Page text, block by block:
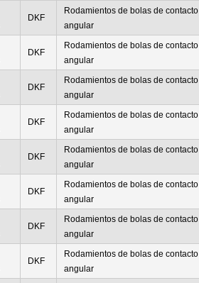
DKF
Rodamientos de bolas de contacto
angular
DKF
Rodamientos de bolas de contacto
angular
DKF
Rodamientos de bolas de contacto
angular
DKF
Rodamientos de bolas de contacto
angular
DKF
Rodamientos de bolas de contacto
angular
DKF
Rodamientos de bolas de contacto
angular
DKF
Rodamientos de bolas de contacto
angular
DKF
Rodamientos de bolas de contacto
angular